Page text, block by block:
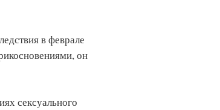
в феврале
он
сексуального